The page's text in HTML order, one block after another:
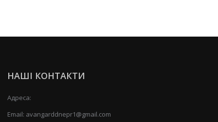
НАШІ КОНТАКТИ
Адреса:
Email: avangarddnepr1@gmail.com